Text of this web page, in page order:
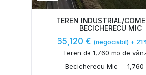
TEREN INDUSTRIAL/
BECICHERECU MIC
65,120 € (negociabil) +
Teren de 1,760 mp de
Becicherecu Mic
1,760